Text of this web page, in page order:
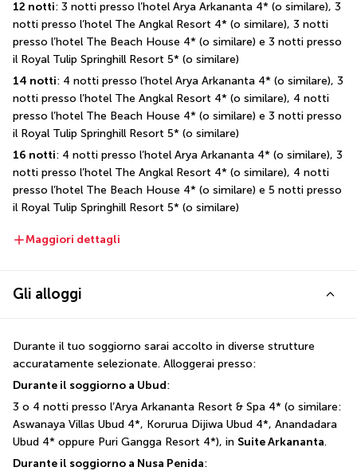
12 notti: 3 notti presso l’hotel Arya Arkananta 4* (o similare), 3
notti presso l’hotel The Angkal Resort 4* (o similare), 3 notti
presso l’hotel The Beach House 4* (o similare) e 3 notti presso
il Royal Tulip Springhill Resort 5* (o similare)
14 notti: 4 notti presso l’hotel Arya Arkananta 4* (o similare), 3
notti presso l’hotel The Angkal Resort 4* (o similare), 4 notti
presso l’hotel The Beach House 4* (o similare) e 3 notti presso
il Royal Tulip Springhill Resort 5* (o similare)
16 notti: 4 notti presso l’hotel Arya Arkananta 4* (o similare), 3
notti presso l’hotel The Angkal Resort 4* (o similare), 4 notti
presso l’hotel The Beach House 4* (o similare) e 5 notti presso
il Royal Tulip Springhill Resort 5* (o similare)
Maggiori dettagli
Gli alloggi
Durante il tuo soggiorno sarai accolto in diverse strutture
accuratamente selezionate. Alloggerai presso:
Durante il soggiorno a Ubud:
3 o 4 notti presso l’Arya Arkananta Resort & Spa 4* (o similare:
Aswanaya Villas Ubud 4*, Korurua Dijiwa Ubud 4*, Anandadara
Ubud 4* oppure Puri Gangga Resort 4*), in Suite Arkananta.
Durante il soggiorno a Nusa Penida: